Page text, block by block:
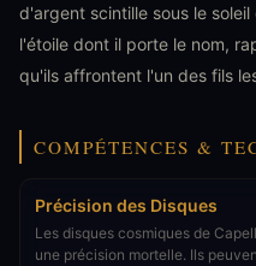
d'argent scintille sous le
l'étoile dont il porte le nom,
qu'ils affrontent l'un des fils
COMPÉTENCES &
Précision des Disques
Les disques cosmiques de
une précision mortelle. Ils